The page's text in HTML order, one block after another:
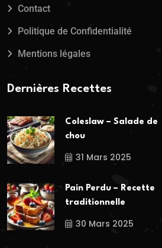
Contact
Politique de Confidentialité
Mentions légales
Dernières Recettes
Coleslaw – Salade de
chou
31 Mars 2025
Pain Perdu – Recette
traditionnelle
30 Mars 2025